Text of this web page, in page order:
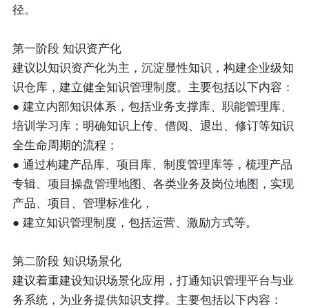
径。
第一阶段 知识资产化
建议以知识资产化为主，沉淀显性知识，构建企业级知
识仓库，建立健全知识管理制度。主要包括以下内容：
● 建立内部知识体系，包括业务支撑库、职能管理库、
培训学习库；明确知识上传、借阅、退出、修订等知识
全生命周期的流程；
● 通过构建产品库、项目库、制度管理库等，梳理产品
专辑、项目操盘管理地图、各类业务及岗位地图，实现
产品、项目、管理标准化，
● 建立知识管理制度，包括运营、激励方式等。
第二阶段 知识场景化
建议着重建设知识场景化应用，打通知识管理平台与业
务系统，为业务提供知识支撑。主要包括以下内容：